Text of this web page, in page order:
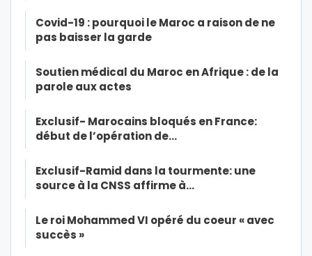
Covid-19 : pourquoi le Maroc a raison de ne
pas baisser la garde
Soutien médical du Maroc en Afrique : de la
parole aux actes
Exclusif- Marocains bloqués en France:
début de l’opération de…
Exclusif-Ramid dans la tourmente: une
source à la CNSS affirme à…
Le roi Mohammed VI opéré du coeur « avec
succès »